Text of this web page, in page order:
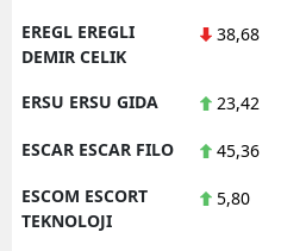
EREGL EREGLI
DEMIR CELIK
38,68
ERSU ERSU GIDA 23,42
ESCAR ESCAR FILO 45,36
ESCOM ESCORT
TEKNOLOJI
5,80